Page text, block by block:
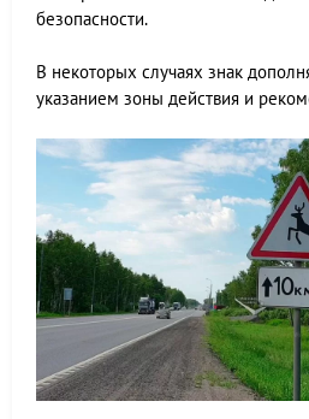
безопасности.
В некоторых случаях знак
указанием зоны действия и